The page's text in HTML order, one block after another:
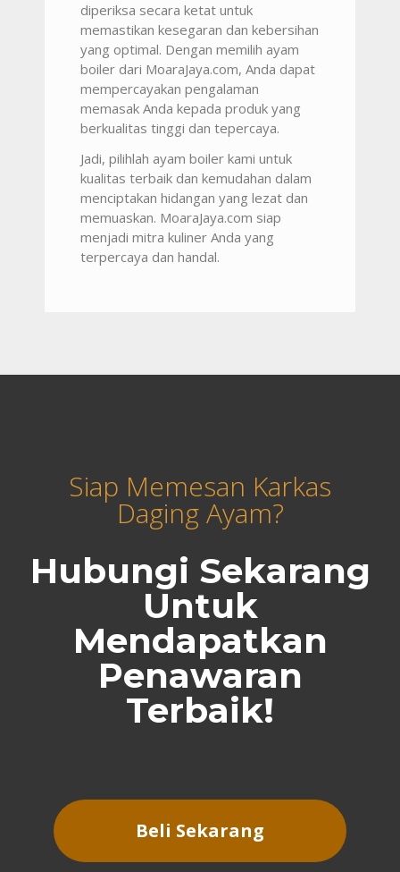
diperiksa secara ketat untuk
memastikan kesegaran dan kebersihan
yang optimal. Dengan memilih ayam
boiler dari MoaraJaya.com, Anda dapat
mempercayakan pengalaman
memasak Anda kepada produk yang
berkualitas tinggi dan tepercaya.
Jadi, pilihlah ayam boiler kami untuk
kualitas terbaik dan kemudahan dalam
menciptakan hidangan yang lezat dan
memuaskan. MoaraJaya.com siap
menjadi mitra kuliner Anda yang
terpercaya dan handal.
Siap Memesan Karkas
Daging Ayam?
Hubungi Sekarang
Untuk
Mendapatkan
Penawaran
Terbaik!
Beli Sekarang